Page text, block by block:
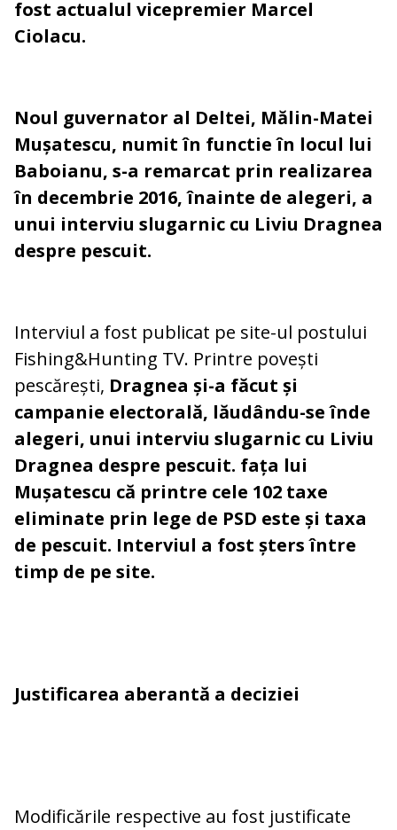
fost actualul vicepremier Marcel
Ciolacu.
Noul guvernator al Deltei, Mălin-Matei
Mușatescu, numit în functie în locul lui
Baboianu, s-a remarcat prin realizarea
în decembrie 2016, înainte de alegeri, a
unui interviu slugarnic cu Liviu Dragnea
despre pescuit.
Interviul a fost publicat pe site-ul postului
Fishing&Hunting TV. Printre povești
pescărești, Dragnea și-a făcut și
campanie electorală, lăudându-se înde
alegeri, unui interviu slugarnic cu Liviu
Dragnea despre pescuit. fața lui
Mușatescu că printre cele 102 taxe
eliminate prin lege de PSD este și taxa
de pescuit. Interviul a fost șters între
timp de pe site.
Justificarea aberantă a deciziei
Modificările respective au fost justificate